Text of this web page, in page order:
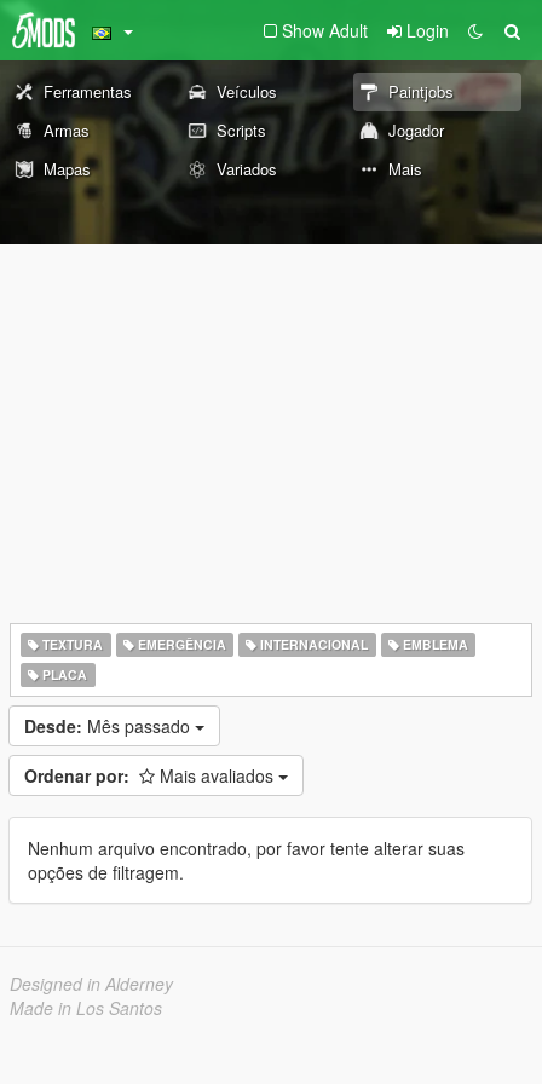
Show Adult Login
Ferramentas Veículos
Paintjobs
Armas
Scripts
Jogador
Mapas
Variados Mais
TEXTURA EMERGÊNCIA INTERNACIONAL
EMBLEMA
PLACA
Desde: Mês passado
Ordenar por: Mais avaliados
Nenhum arquivo encontrado, por favor tente alterar suas
opções de filtragem.
Designed in Alderney
Made in Los Santos